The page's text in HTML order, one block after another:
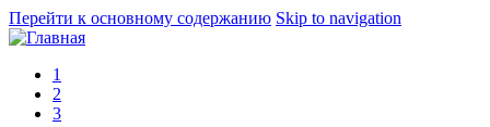
Перейти к основному содержанию Skip to navigation
1
2
3